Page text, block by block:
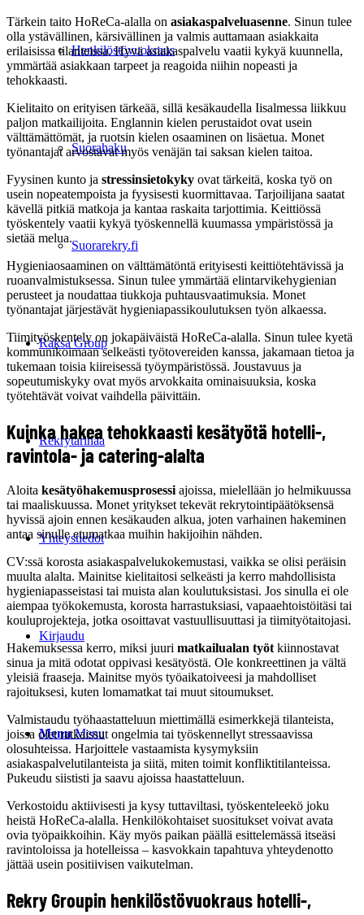
Henkilöstövuokraus
Suorahaku
Suorarekry.fi
Raksa Group
Rekrytarinaa
Yhteystiedot
Kirjaudu
Menu Menu
Tärkein taito HoReCa-alalla on asiakaspalveluasenne. Sinun tulee
olla ystävällinen, kärsivällinen ja valmis auttamaan asiakkaita
erilaisissa tilanteissa. Hyvä asiakaspalvelu vaatii kykyä kuunnella,
ymmärtää asiakkaan tarpeet ja reagoida niihin nopeasti ja
tehokkaasti.
Kielitaito on erityisen tärkeää, sillä kesäkaudella Iisalmessa liikkuu
paljon matkailijoita. Englannin kielen perustaidot ovat usein
välttämättömät, ja ruotsin kielen osaaminen on lisäetua. Monet
työnantajat arvostavat myös venäjän tai saksan kielen taitoa.
Fyysinen kunto ja stressinsietokyky ovat tärkeitä, koska työ on
usein nopeatempoista ja fyysisesti kuormittavaa. Tarjoilijana saatat
kävellä pitkiä matkoja ja kantaa raskaita tarjottimia. Keittiössä
työskentely vaatii kykyä työskennellä kuumassa ympäristössä ja
sietää melua.
Hygieniaosaaminen on välttämätöntä erityisesti keittiötehtävissä ja
ruoanvalmistuksessa. Sinun tulee ymmärtää elintarvikehygienian
perusteet ja noudattaa tiukkoja puhtausvaatimuksia. Monet
työnantajat järjestävät hygieniapassikoulutuksen työn alkaessa.
Tiimityöskentely on jokapäiväistä HoReCa-alalla. Sinun tulee kyetä
kommunikoimaan selkeästi työtovereiden kanssa, jakamaan tietoa ja
tukemaan toisia kiireisessä työympäristössä. Joustavuus ja
sopeutumiskyky ovat myös arvokkaita ominaisuuksia, koska
työtehtävät voivat vaihdella päivittäin.
Kuinka hakea tehokkaasti kesätyötä hotelli-,
ravintola- ja catering-alalta
Aloita kesätyöhakemusprosessi ajoissa, mielellään jo helmikuussa
tai maaliskuussa. Monet yritykset tekevät rekrytointipäätöksensä
hyvissä ajoin ennen kesäkauden alkua, joten varhainen hakeminen
antaa sinulle etumatkaa muihin hakijoihin nähden.
CV:ssä korosta asiakaspalvelukokemustasi, vaikka se olisi peräisin
muulta alalta. Mainitse kielitaitosi selkeästi ja kerro mahdollisista
hygieniapasseistasi tai muista alan koulutuksistasi. Jos sinulla ei ole
aiempaa työkokemusta, korosta harrastuksiasi, vapaaehtoistöitäsi tai
kouluprojekteja, jotka osoittavat vastuullisuuttasi ja tiimityötaitojasi.
Hakemuksessa kerro, miksi juuri matkailualan työt kiinnostavat
sinua ja mitä odotat oppivasi kesätyöstä. Ole konkreettinen ja vältä
yleisiä fraaseja. Mainitse myös työaikatoiveesi ja mahdolliset
rajoituksesi, kuten lomamatkat tai muut sitoumukset.
Valmistaudu työhaastatteluun miettimällä esimerkkejä tilanteista,
joissa olet ratkaissut ongelmia tai työskennellyt stressaavissa
olosuhteissa. Harjoittele vastaamista kysymyksiin
asiakaspalvelutilanteista ja siitä, miten toimit konfliktitilanteissa.
Pukeudu siististi ja saavu ajoissa haastatteluun.
Verkostoidu aktiivisesti ja kysy tuttaviltasi, työskenteleekö joku
heistä HoReCa-alalla. Henkilökohtaiset suositukset voivat avata
ovia työpaikkoihin. Käy myös paikan päällä esittelemässä itseäsi
ravintoloissa ja hotelleissa – kasvokkain tapahtuva yhteydenotto
jättää usein positiivisen vaikutelman.
Rekry Groupin henkilöstövuokraus hotelli-,